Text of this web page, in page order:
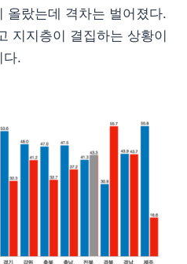
올랐는데 격차는 벌어졌다.
지지층이 결집하는 상황이
다.